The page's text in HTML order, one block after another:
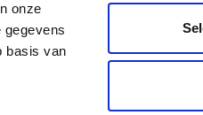
onze
basis van
Volg ons op